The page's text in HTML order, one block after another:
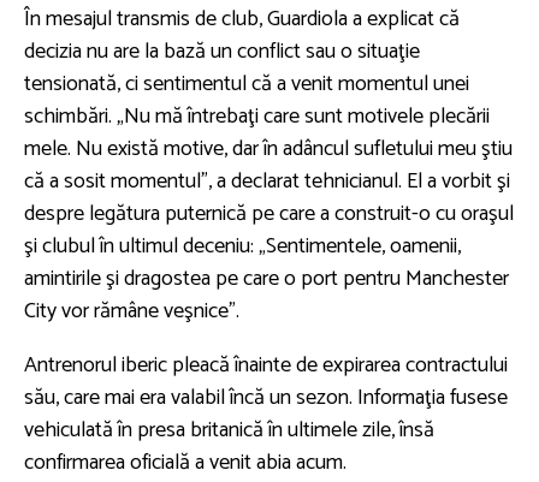
În mesajul transmis de club, Guardiola a explicat că
decizia nu are la bază un conflict sau o situaţie
tensionată, ci sentimentul că a venit momentul unei
schimbări. „Nu mă întrebaţi care sunt motivele plecării
mele. Nu există motive, dar în adâncul sufletului meu ştiu
că a sosit momentul”, a declarat tehnicianul. El a vorbit şi
despre legătura puternică pe care a construit-o cu oraşul
şi clubul în ultimul deceniu: „Sentimentele, oamenii,
amintirile şi dragostea pe care o port pentru Manchester
City vor rămâne veşnice”.
Antrenorul iberic pleacă înainte de expirarea contractului
său, care mai era valabil încă un sezon. Informaţia fusese
vehiculată în presa britanică în ultimele zile, însă
confirmarea oficială a venit abia acum.